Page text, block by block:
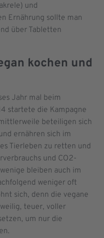
und
Ernährung sollte man
über Tabletten
kochen und
Jahr mal beim
startete die Kampagne
beteiligen sich
ernähren sich im
Tierleben zu retten und
und CO2-
bleiben auch im
weniger oft
sich, denn die vegane
teuer, voller
um nur die